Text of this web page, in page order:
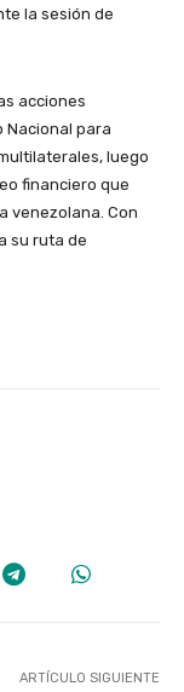
la sesión de
acciones
Nacional para
luego
financiero que
venezolana. Con
su ruta de
ARTÍCULO SIGUIENTE